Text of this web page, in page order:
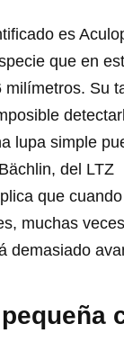
es
que en
milímetros. Su
lupa simple
del LTZ
que
muchas
demasiado